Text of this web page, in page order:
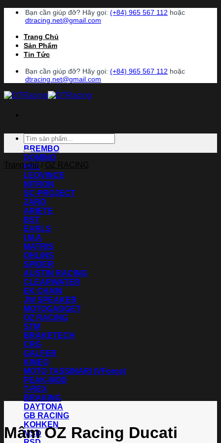
Chuyển
dung
Bạn cần giúp đỡ? Hãy gọi: (+84) 965 567 112 hoặc
dtracing.net@gmail.com
Trang Chủ
Sản Phẩm
Tin Tức
Bạn cần giúp đỡ? Hãy gọi: (+84) 965 567 112 hoặc
dtracing.net@gmail.com
ACCOSSATO
BREMBO
DOMINO
HEL
LEOVINCE
NITRON
SC-PROJECT
ZARD
ARIETE
BST
EARLS
I.M.A
MATRIS
OHLINS
SPIDER
AUSTIN RACING
CLEARWATER
EK CHAIN
JW SPEAKER
MOTOGADGET
OZ RACING
STM
BRAKETECH
CRG
GALFER
KINEO
MOTO TASSINARI (VForce)
PEAK-MOD
T-REX
BRAKING
DAYTONA
GB RACING
KOHKEN
MSD
Tìm
kiếm:
Trang chủ / OZ RACING
Mâm OZ Racing Ducati